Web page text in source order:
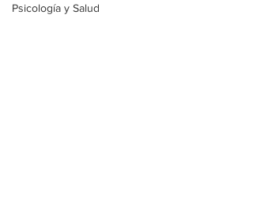
Psicología y Salud